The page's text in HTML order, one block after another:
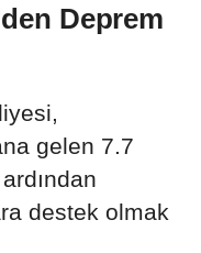
Deprem
gelen 7.7
destek olmak